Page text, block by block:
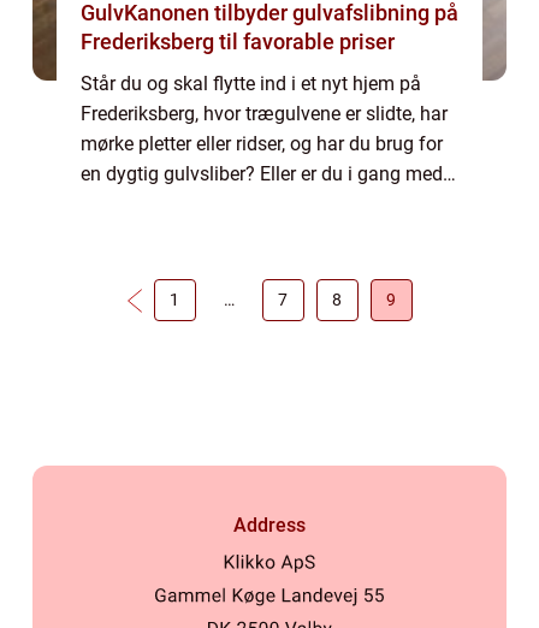
GulvKanonen tilbyder gulvafslibning på
Frederiksberg til favorable priser
Står du og skal flytte ind i et nyt hjem på
Frederiksberg, hvor trægulvene er slidte, har
mørke pletter eller ridser, og har du brug for
en dygtig gulvsliber? Eller er du i gang med
1 … 7 8 9
Address